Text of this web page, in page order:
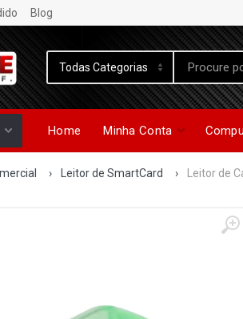
Blog
Home Minha Conta
› Leitor de SmartCard › Leitor de